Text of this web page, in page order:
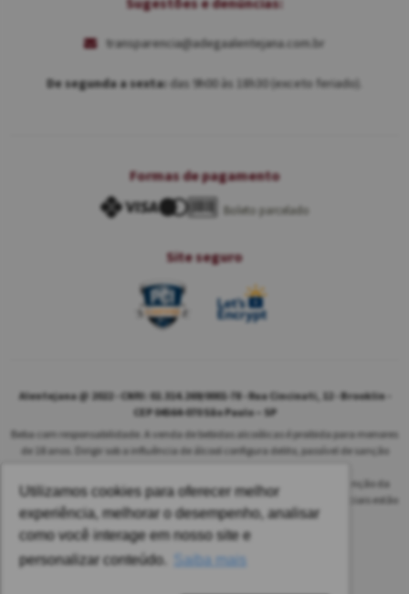
Utilizamos cookies para oferecer melhor
experiência, melhorar o desempenho, analisar
como você interage em nosso site e
personalizar conteúdo.
Saiba mais
transparencia@adegaalentejana.com.br
De segunda a sexta: das 9h00 às 18h30 (exceto feriado).
Formas de pagamento
Boleto parcelado
Site seguro
Alentejana @ 2022 - CNPJ: 02.314.269/0001-78 - Rua Cincinati, 12 - Brooklin -
CEP 04564-070 São Paulo – SP
Beba com responsabilidade. A venda de bebidas alcoólicas é proibida para menores
de 18 anos. Dirigir sob a influência de álcool configura delito, passível de sanção
As safras dos vinhos poderão ser diferentes das informadas no site em função da
disponibilidade do nosso estoque. Alteração de preços e condições comerciais estão
sujeitas a alteração sem aviso prévio.
Pedido mínimo: R$ 1.650,00 para todas as regiões.
Imagens meramente ilustrativas.